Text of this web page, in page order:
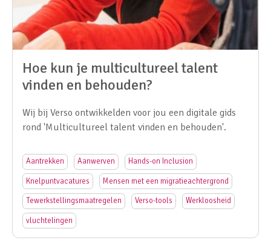
Hoe kun je multicultureel talent
vinden en behouden?
Wij bij Verso ontwikkelden voor jou een digitale gids
rond 'Multicultureel talent vinden en behouden'.
Aantrekken Aanwerven Hands-on Inclusion
Knelpuntvacatures Mensen met een migratieachtergrond
Tewerkstellingsmaatregelen Verso-tools Werkloosheid
vluchtelingen